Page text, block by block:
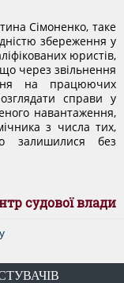
Сімоненко, таке
збереження у
юристів,
через звільнення
на працюючих
справи у
навантаження,
з числа тих,
залишилися без
судової влади